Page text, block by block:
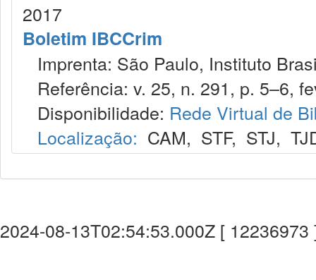
2017
Boletim IBCCrim
Imprenta: São Paulo, Instituto
Referência: v. 25, n. 291, p. 5–6,
Disponibilidade: Rede Virtual de
Localização: CAM, STF, STJ,
2024-08-13T02:54:53.000Z [ 12236973